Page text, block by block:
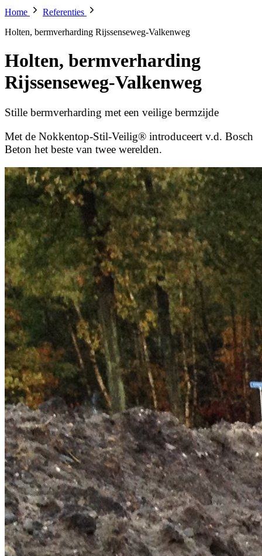
Home
Referenties
Holten, bermverharding Rijssenseweg-Valkenweg
Holten, bermverharding
Rijssenseweg-Valkenweg
Stille bermverharding met een veilige bermzijde
Met de Nokkentop-Stil-Veilig® introduceert v.d. Bosch
Beton het beste van twee werelden.